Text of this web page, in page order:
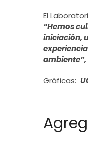
El
“Hemos
iniciación,
ambiente”,
Gráficas: